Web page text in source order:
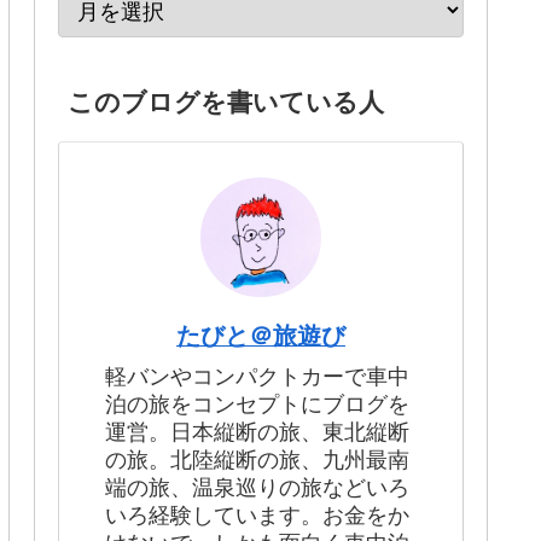
このブログを書いている人
たびと＠旅遊び
軽バンやコンパクトカーで車中
泊の旅をコンセプトにブログを
運営。日本縦断の旅、東北縦断
の旅。北陸縦断の旅、九州最南
端の旅、温泉巡りの旅などいろ
いろ経験しています。お金をか